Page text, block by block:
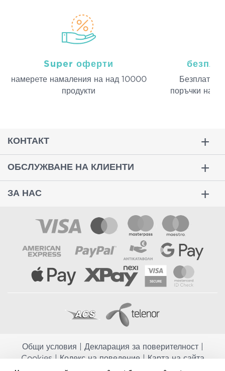
Super оферти
намерeте намаления на над 10000
продукти
Безплатна
поръчки над
КОНТАКТ
ОБСЛУЖВАНЕ НА КЛИЕНТИ
ЗА НАС
Общи условия Декларация за поверителност|
Cookies | Кодекс на поведение| Карта на сайта